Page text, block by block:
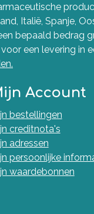
Italië, Spanje,
bepaald bedrag
een levering in
Account
bestellingen
creditnota's
adressen
persoonlijke
waardebonnen